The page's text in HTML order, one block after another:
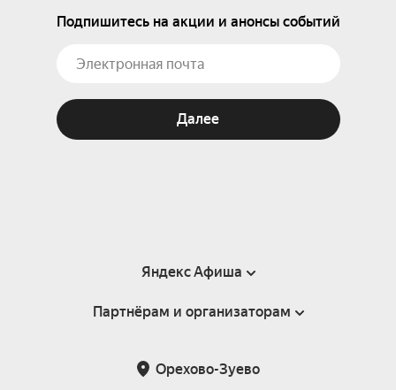
Подпишитесь на акции и анонсы событий
Далее
Яндекс Афиша
Справка
Подарочные сертификаты
Партнёрам и организаторам
Орехово-Зуево